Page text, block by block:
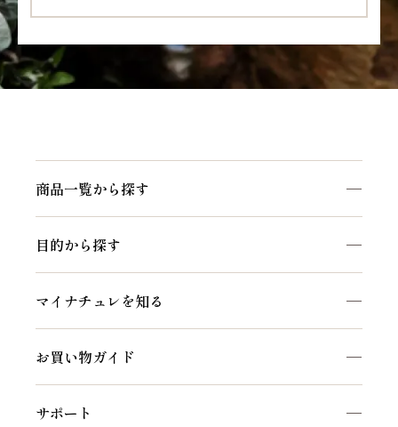
商品一覧から探す
マイナチュレシリーズ
サポートアイテム
お得なおまとめ定期コース
目的から探す
ヘアケア
白髪ケア
インナーケア
マイナチュレを知る
マイナチュレコラム
セルフケア動画
お買い物ガイド
サポート